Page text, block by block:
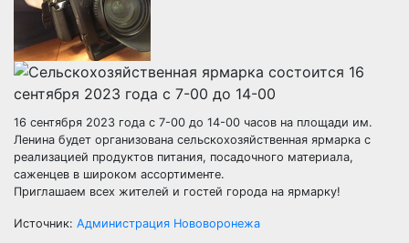
16 сентября 2023 года с 7-00 до 14-00 часов на площади им.
Ленина будет организована сельскохозяйственная ярмарка с
реализацией продуктов питания, посадочного материала,
саженцев в широком ассортименте.
Приглашаем всех жителей и гостей города на ярмарку!
Источник: Администрация Нововоронежа